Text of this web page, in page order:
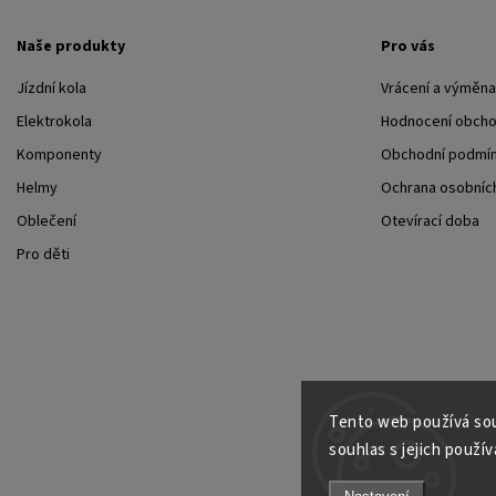
Tento web používá
souhlas s jejich
Naše produkty
Jízdní kola
Elektrokola
Komponenty
Helmy
Oblečení
Pro děti
Pro vás
Vrácení a
Hodnocení
Obchodní
Ochrana
Otevírací doba